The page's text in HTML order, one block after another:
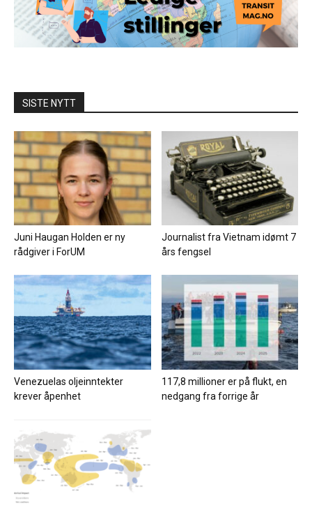
SISTE NYTT
Juni Haugan Holden er ny
rådgiver i ForUM
Journalist fra Vietnam idømt 7
års fengsel
Venezuelas oljeinntekter
krever åpenhet
117,8 millioner er på flukt, en
nedgang fra forrige år